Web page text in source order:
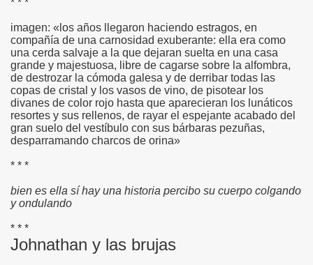
* * *
imagen: «los años llegaron haciendo estragos, en
compañía de una carnosidad exuberante: ella era como
una cerda salvaje a la que dejaran suelta en una casa
grande y majestuosa, libre de cagarse sobre la alfombra,
de destrozar la cómoda galesa y de derribar todas las
copas de cristal y los vasos de vino, de pisotear los
divanes de color rojo hasta que aparecieran los lunáticos
resortes y sus rellenos, de rayar el espejante acabado del
gran suelo del vestíbulo con sus bárbaras pezuñas,
desparramando charcos de orina»
* * *
bien es ella sí hay una historia percibo su cuerpo colgando
y ondulando
* * *
Johnathan y las brujas